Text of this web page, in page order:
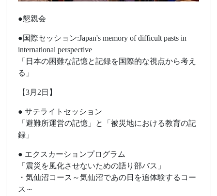
●懇親会
●国際セッション:Japan's memory of difficult pasts in
international perspective
「日本の困難な記憶と記録を国際的な視点から考え
る」
【3月2日】
● サテライトセッション
「避難所運営の記憶」と「被災地における教育の記
録」
● エクスカーションプログラム
「震災を風化させないための語り部バス」
・気仙沼コース～気仙沼であの日を追体験するコー
ス～